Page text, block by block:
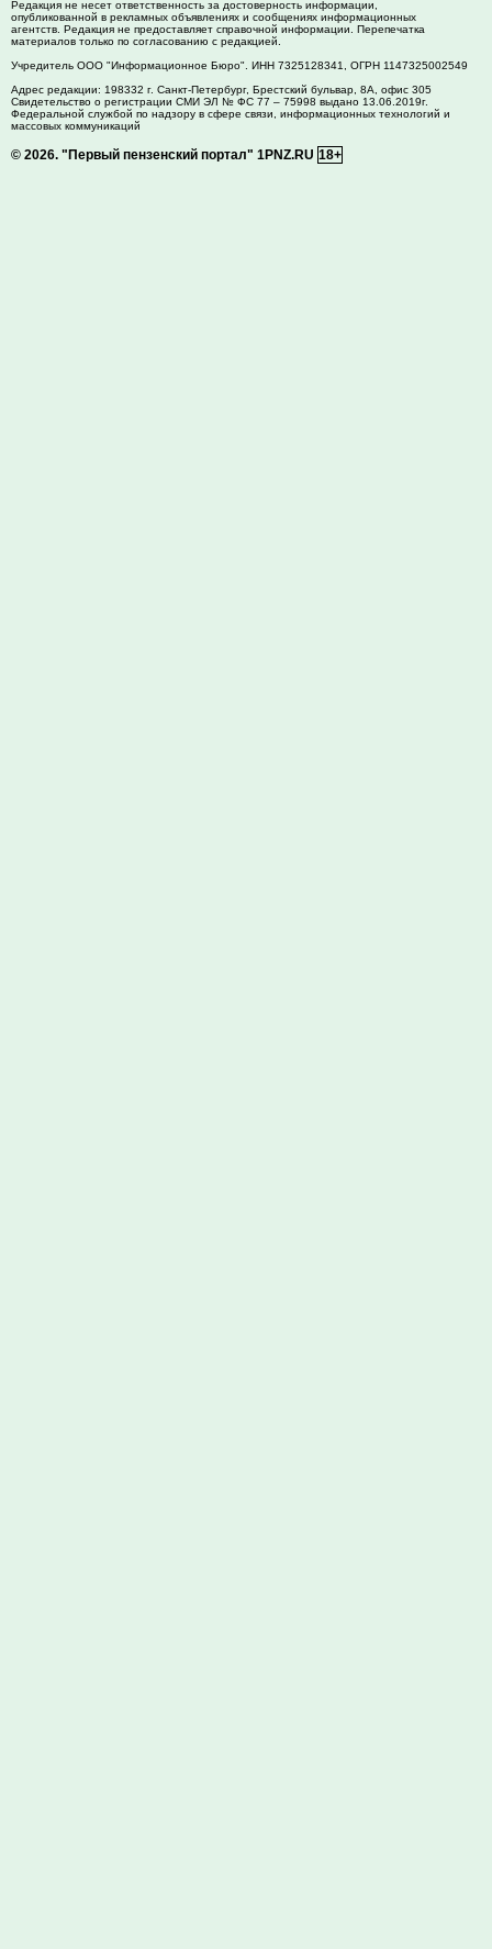
Редакция не несет ответственность за достоверность информации,
опубликованной в рекламных объявлениях и сообщениях информационных
агентств. Редакция не предоставляет справочной информации. Перепечатка
материалов только по согласованию с редакцией.
Учредитель ООО "Информационное Бюро". ИНН 7325128341, ОГРН 1147325002549
Адрес редакции: 198332 г. Санкт-Петербург, Брестский бульвар, 8А, офис 305
Свидетельство о регистрации СМИ ЭЛ № ФС 77 – 75998 выдано 13.06.2019г.
Федеральной службой по надзору в сфере связи, информационных технологий и
массовых коммуникаций
© 2026. "Первый пензенский портал" 1PNZ.RU 18+